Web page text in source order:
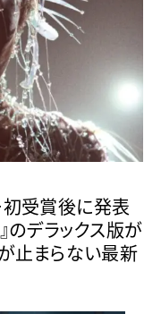
初受賞後に発表
デラックス版が
が止まらない最新